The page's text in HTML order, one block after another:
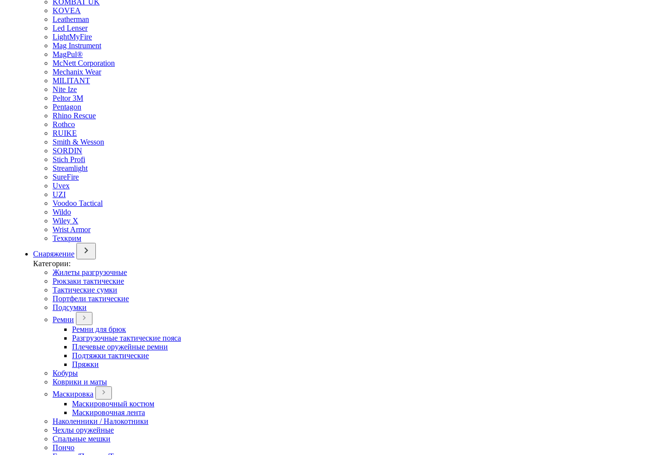
KOMBAT UK
KOVEA
Leatherman
Led Lenser
LightMyFire
Mag Instrument
MagPul®
McNett Corporation
Mechanix Wear
MILITANT
Nite Ize
Peltor 3M
Pentagon
Rhino Rescue
Rothco
RUIKE
Smith & Wesson
SORDIN
Stich Profi
Streamlight
SureFire
Uvex
UZI
Voodoo Tactical
Wildo
Wiley X
Wrist Armor
Техкрим
Снаряжение
Категории:
Жилеты разгрузочные
Рюкзаки тактические
Тактические сумки
Портфели тактические
Подсумки
Ремни
Ремни для брюк
Разгрузочные тактические пояса
Плечевые оружейные ремни
Подтяжки тактические
Пряжки
Кобуры
Коврики и маты
Маскировка
Маскировочный костюм
Маскировочная лента
Наколенники / Налокотники
Чехлы оружейные
Спальные мешки
Пончо